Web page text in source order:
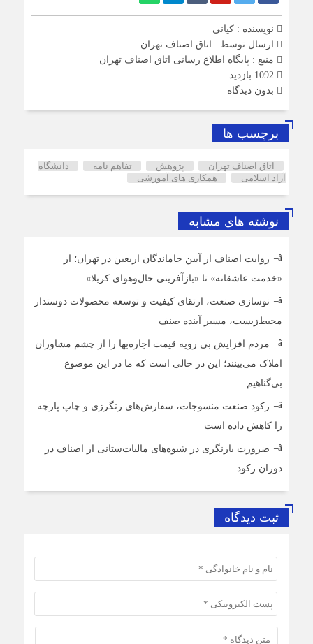
نویسنده : کیانی
ارسال توسط : اتاق اصناف تهران
منبع : پایگاه اطلاع رسانی اتاق اصناف تهران
بدون دیدگاه
برچسب ها
اتاق اصناف تهران پژوهش تفاهم نامه
دانشگاه
آزاد اسلامی
همکاری های آموزشی
نوشته های مشابه
روایت اصناف از آیین جاماندگان اربعین در تهران؛ از
«خدمت عاشقانه» تا «بازآفرینی حال‌وهوای کربلا»
نوسازی صنعت، ارتقای کیفیت و توسعه محصولات دوستدار
محیط‌زیست، مسیر آینده صنف
مردم افزایش بی رویه قیمت اجاره‌بها را از چشم مشاوران
املاک می‌بینند؛ این در حالی است که ما در این موضوع
بی‌گناهیم
رکود صنعت منسوجات، سفارش‌های رنگرزی و چاپ پارچه
را کاهش داده است
ضرورت بازنگری در شیوه‌های مالیات‌ستانی از اصناف در
دوران رکود
ثبت دیدگاه